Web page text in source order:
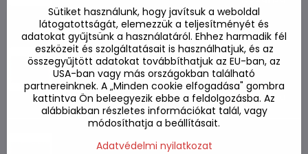
Rizspogácsa Mochi Taro gluténmentes
210g
Készleten
1220 Ft Kosárba
Rizs sütemények Mochi Mix 450g
Készleten
Sütiket használunk, hogy javítsuk a weboldal
látogatottságát, elemezzük a teljesítményét és
adatokat gyűjtsünk a használatáról. Ehhez harmadik fél
eszközeit és szolgáltatásait is használhatjuk, és az
összegyűjtött adatokat továbbíthatjuk az EU-ban, az
USA-ban vagy más országokban található
partnereinknek. A „Minden cookie elfogadása" gombra
kattintva Ön beleegyezik ebbe a feldolgozásba. Az
alábbiakban részletes információkat talál, vagy
módosíthatja a beállításait.
Adatvédelmi nyilatkozat